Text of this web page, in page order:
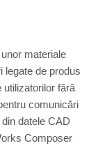
materiale
legate de produs
utilizatorilor fără
comunicări
datele CAD
Composer